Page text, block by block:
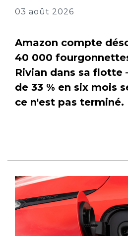
03 août 2026
Amazon compte
40 000
Rivian dans sa flotte
de 33 % en six mois
ce n'est pas terminé.